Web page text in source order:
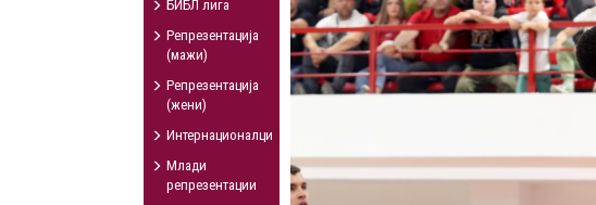
БИБЛ лига
Репрезентација
(мажи)
Репрезентација
(жени)
Интернационалци
Млади
репрезентации